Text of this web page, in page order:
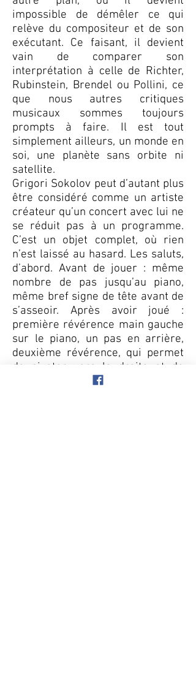
impossible de démêler ce qui
relève du compositeur et de son
exécutant. Ce faisant, il devient
vain de comparer son
interprétation à celle de Richter,
Rubinstein, Brendel ou Pollini, ce
que nous autres critiques
musicaux sommes toujours
prompts à faire. Il est tout
simplement ailleurs, un monde en
soi, une planète sans orbite ni
satellite.
Grigori Sokolov peut d’autant plus
être considéré comme un artiste
créateur qu’un concert avec lui ne
se réduit pas à un programme.
C’est un objet complet, où rien
n’est laissé au hasard. Les saluts,
d’abord. Avant de jouer : même
nombre de pas jusqu’au piano,
même bref signe de tête avant de
s’asseoir. Après avoir joué :
première révérence main gauche
sur le piano, un pas en arrière,
deuxième révérence, qui permet
de pivoter vers la droite et de
foncer vers la coulisse.